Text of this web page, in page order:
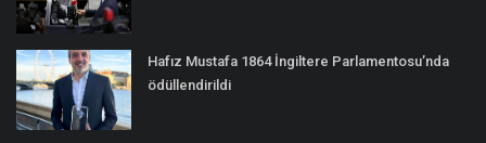
Hafız Mustafa 1864 İngiltere Parlamentosu’nda
ödüllendirildi